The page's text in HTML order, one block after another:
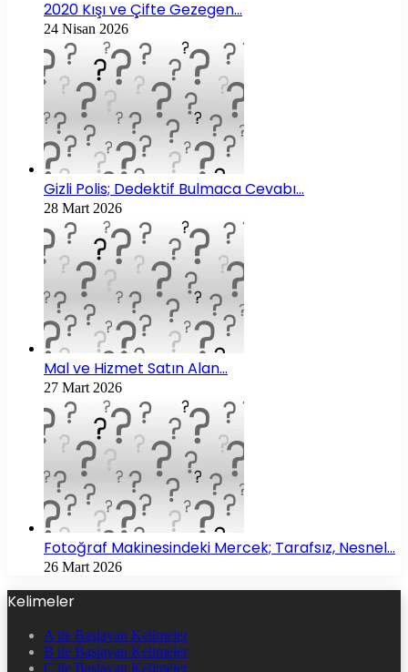
2020 Kışı ve Çifte Gezegen…
24 Nisan 2026
Gizli Polis; Dedektif Bulmaca Cevabı…
28 Mart 2026
Mal ve Hizmet Satın Alan…
27 Mart 2026
Fotoğraf Makinesindeki Mercek; Tarafsız, Nesnel…
26 Mart 2026
Kelimeler
A ile Başlayan Kelimeler
B ile Başlayan Kelimeler
C ile Başlayan Kelimeler